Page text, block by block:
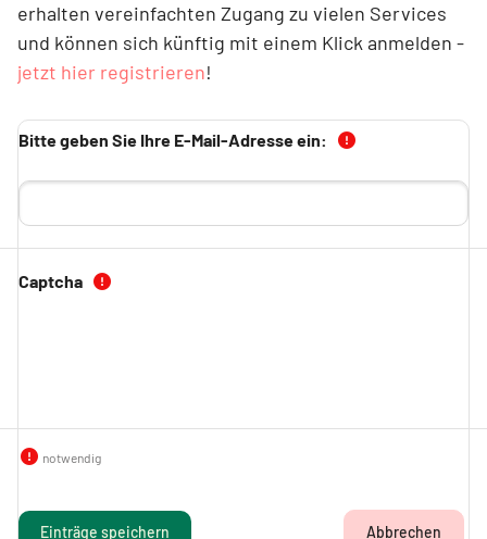
erhalten vereinfachten Zugang zu vielen Services
und können sich künftig mit einem Klick anmelden -
jetzt hier registrieren!
Bitte geben Sie Ihre E-Mail-Adresse ein:
Captcha
notwendig